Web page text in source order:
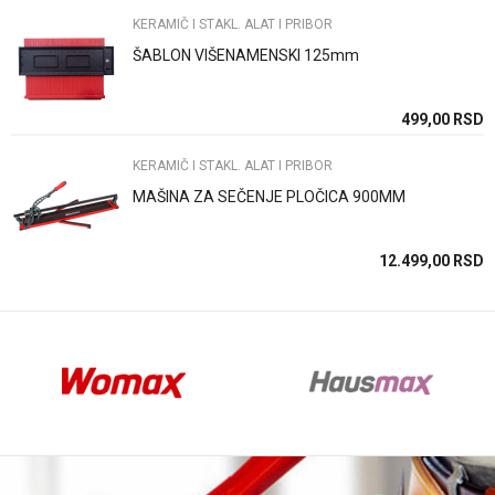
Anti-spam zaštita - izračunajte koliko je 4 + 1 :
POŠALJI
KERAMIČ I STAKL. ALAT I PRIBOR
ŠABLON VIŠENAMENSKI 125mm
499,00 RSD
KERAMIČ I STAKL. ALAT I PRIBOR
MAŠINA ZA SEČENJE PLOČICA 900MM
12.499,00 RSD